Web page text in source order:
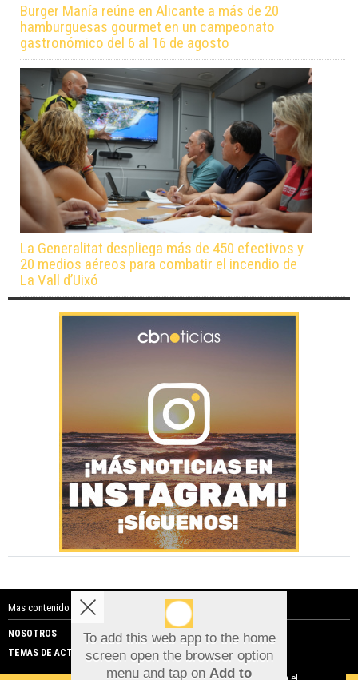
Burger Manía reúne en Alicante a más de 20
hamburguesas gourmet en un campeonato
gastronómico del 6 al 16 de agosto
La Generalitat despliega más de 450 efectivos y
20 medios aéreos para combatir el incendio de
La Vall d’Uixó
Mas contenido de Costa Blanca Noticias:
NOSOTROS
PUBLICIDAD
TEMAS DE ACTUALIDAD
Aviso sobre el Uso de cookies:
To add this web app to the home
screen open the browser option
menu and tap on Add to